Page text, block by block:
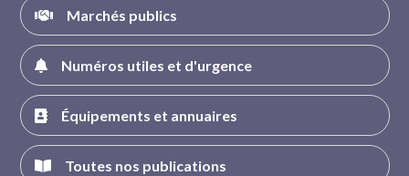
Marchés publics
Numéros utiles et d'urgence
Équipements et annuaires
Toutes nos publications